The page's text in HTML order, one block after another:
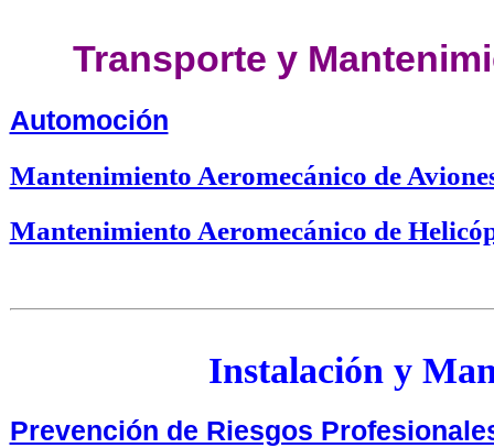
Transporte y
Automoción
Mantenimiento Aeromecánico de
Mantenimiento Aeromecánico de
Instalación y
Prevención de Riesgos